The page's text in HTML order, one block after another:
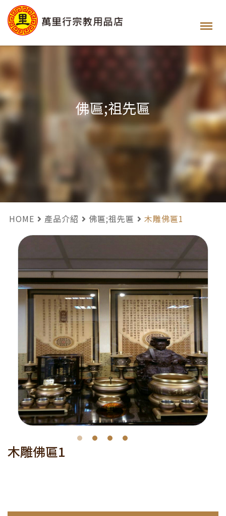
佛匾;祖先匾
HOME 產品介紹 佛匾;祖先匾 木雕佛匾1
木雕佛匾1